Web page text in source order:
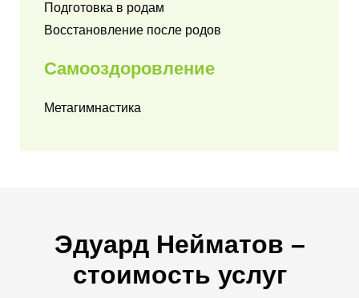
Подготовка в родам
Восстановление после родов
Самооздоровление
Метагимнастика
Эдуард Нейматов –
стоимость услуг